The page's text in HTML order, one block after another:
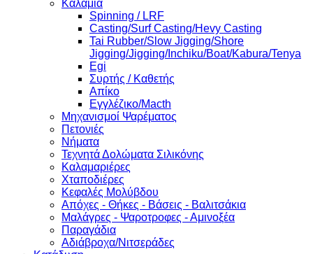
Καλάμια
Spinning / LRF
Casting/Surf Casting/Hevy Casting
Tai Rubber/Slow Jigging/Shore
Jigging/Jigging/Inchiku/Boat/Kabura/Tenya
Egi
Συρτής / Καθετής
Απίκο
Εγγλέζικο/Macth
Μηχανισμοί Ψαρέματος
Πετονιές
Νήματα
Τεχνητά Δολώματα Σιλικόνης
Καλαμαριέρες
Χταποδιέρες
Κεφαλές Μολύβδου
Απόχες - Θήκες - Βάσεις - Βαλιτσάκια
Μαλάγρες - Ψαροτροφες - Αμινοξέα
Παραγάδια
Αδιάβροχα/Νιτσεράδες